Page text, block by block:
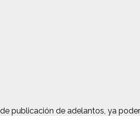
publicación de adelantos, ya